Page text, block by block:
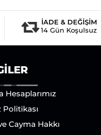
İADE & DEĞİŞİM
14 Gün Koşulsuz
Hesaplarımız
Politikası
Cayma Hakkı